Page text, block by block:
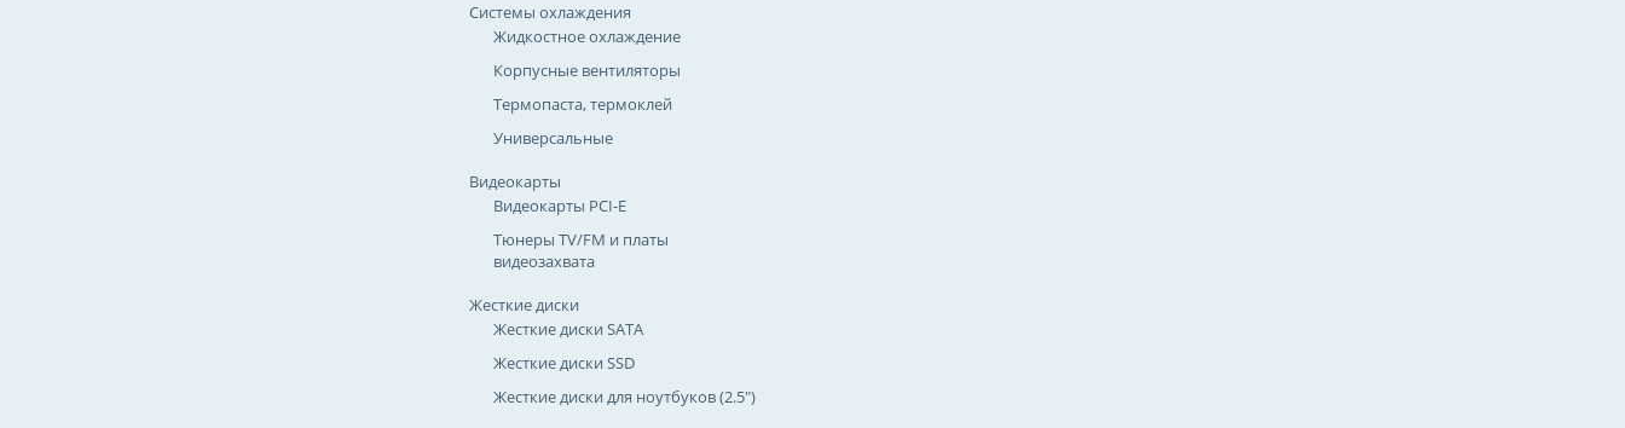
Системы охлаждения
Жидкостное охлаждение
Корпусные вентиляторы
Термопаста, термоклей
Универсальные
Видеокарты
Видеокарты PCI-E
Тюнеры TV/FM и платы
видеозахвата
Жесткие диски
Жесткие диски SATA
Жесткие диски SSD
Жесткие диски для ноутбуков (2.5")